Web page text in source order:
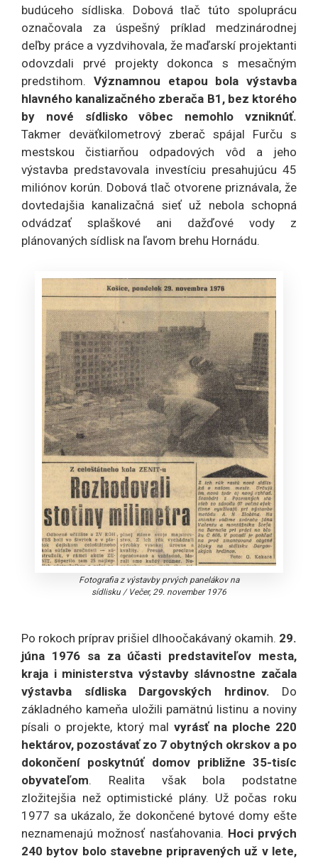
budúceho sídliska. Dobová tlač túto spoluprácu
označovala za úspešný príklad medzinárodnej
deľby práce a vyzdvihovala, že maďarskí projektanti
odovzdali prvé projekty dokonca s mesačným
predstihom. Významnou etapou bola výstavba
hlavného kanalizačného zberača B1, bez ktorého
by nové sídlisko vôbec nemohlo vzniknúť.
Takmer deväťkilometrový zberač spájal Furču s
mestskou čistiarňou odpadových vôd a jeho
výstavba predstavovala investíciu presahujúcu 45
miliónov korún. Dobová tlač otvorene priznávala, že
dovtedajšia kanalizačná sieť už nebola schopná
odvádzať splaškové ani dažďové vody z
plánovaných sídlisk na ľavom brehu Hornádu.
Fotografia z výstavby prvých panelákov na
sídlisku/ Večer, 29. november 1976
Po rokoch príprav prišiel dlhoočakávaný okamih. 29.
júna 1976 sa za účasti predstaviteľov mesta,
kraja i ministerstva výstavby slávnostne začala
výstavba sídliska Dargovských hrdinov. Do
základného kameňa uložili pamätnú listinu a noviny
písali o projekte, ktorý mal vyrásť na ploche 220
hektárov, pozostávať zo 7 obytných okrskov a po
dokončení poskytnúť domov približne 35-tisíc
obyvateľom. Realita však bola podstatne
zložitejšia než optimistické plány. Už počas roku
1977 sa ukázalo, že dokončené bytové domy ešte
neznamenajú možnosť nasťahovania. Hoci prvých
240 bytov bolo stavebne pripravených už v lete,